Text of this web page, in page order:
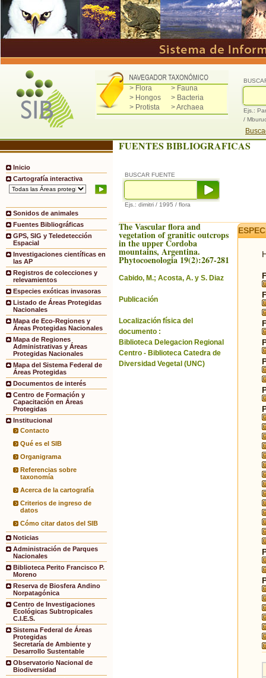
> Flora
> Fauna
> Hongos
> Bacteria
> Protista
> Archaea
Ejs.:
/
Inicio
Cartografía interactiva
Sonidos de animales
Fuentes Bibliográficas
GPS, SIG y Teledetección
Espacial
Investigaciones científicas en
las AP
Registros de colecciones y
relevamientos
Especies exóticas invasoras
Listado de Áreas Protegidas
Nacionales
Mapa de Eco-Regiones y
Áreas Protegidas Nacionales
Mapa de Regiones
Administrativas y Áreas
Protegidas Nacionales
Mapa del Sistema Federal de
Áreas Protegidas
Documentos de interés
Centro de Formación y
Capacitación en Áreas
Protegidas
Institucional
Contacto
Qué es el SIB
Organigrama
Referencias sobre
taxonomía
Acerca de la cartografía
Criterios de ingreso de
datos
Cómo citar datos del SIB
Noticias
Administración de Parques
Nacionales
Biblioteca Perito Francisco P.
Moreno
Reserva de Biosfera Andino
Norpatagónica
Centro de Investigaciones
Ecológicas Subtropicales
C.I.E.S.
Sistema Federal de Áreas
Protegidas
Secretaría de Ambiente y
Desarrollo Sustentable
Observatorio Nacional de
Biodiversidad
FUENTES BIBLIOGRAFICAS
BUSCAR FUENTE
Ejs.: dimitri / 1995 / flora
The Vascular flora and
vegetation of granitic outcrops
in the upper Cordoba
mountains, Argentina.
Phytocoenologia 19(2):267-281
Cabido, M.; Acosta, A. y S. Diaz
Publicación
Localización física del
documento :
Biblioteca Delegacion Regional
Centro - Biblioteca Catedra de
Diversidad Vegetal (UNC)